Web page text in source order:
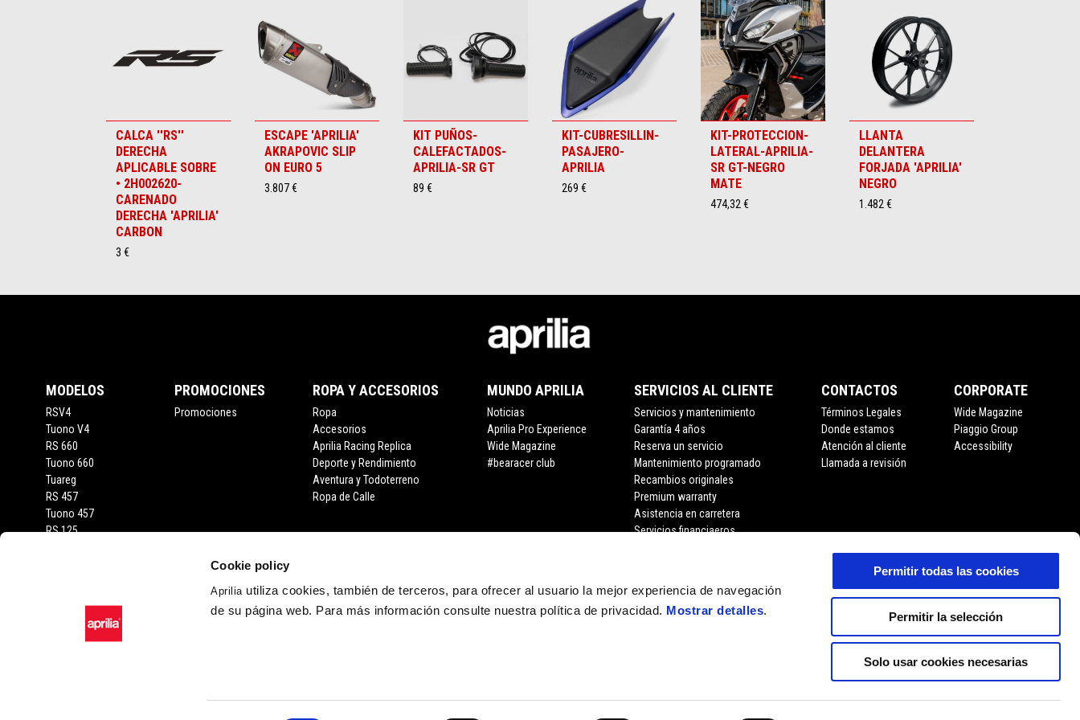
Cookie policy
Aprilia utiliza cookies, también de terceros, para ofrecer al usuario la mejor experiencia de navegación
de su página web. Para más información consulte nuestra política de privacidad. Mostrar detalles.
Permitir todas las cookies
Permitir la selección
Solo usar cookies necesarias
CALCA ''RS''
DERECHA
APLICABLE SOBRE
• 2H002620-
CARENADO
DERECHA 'APRILIA'
CARBON
3 €
ESCAPE 'APRILIA'
AKRAPOVIC SLIP
ON EURO 5
3.807 €
KIT PUÑOS-
CALEFACTADOS-
APRILIA-SR GT
89 €
KIT-CUBRESILLIN-
PASAJERO-
APRILIA
269 €
KIT-PROTECCION-
LATERAL-APRILIA-
SR GT-NEGRO
MATE
474,32 €
LLANTA
DELANTERA
FORJADA 'APRILIA'
NEGRO
1.482 €
MODELOS
RSV4
Tuono V4
RS 660
Tuono 660
Tuareg
RS 457
Tuono 457
RS 125
PROMOCIONES
Promociones
ROPA Y ACCESORIOS
Ropa
Accesorios
Aprilia Racing Replica
Deporte y Rendimiento
Aventura y Todoterreno
Ropa de Calle
MUNDO APRILIA
Noticias
Aprilia Pro Experience
Wide Magazine
#bearacer club
SERVICIOS AL CLIENTE
Servicios y mantenimiento
Garantía 4 años
Reserva un servicio
Mantenimiento programado
Recambios originales
Premium warranty
Asistencia en carretera
Servicios financiaeros
CONTACTOS
Términos Legales
Donde estamos
Atención al cliente
Llamada a revisión
CORPORATE
Wide Magazine
Piaggio Group
Accessibility